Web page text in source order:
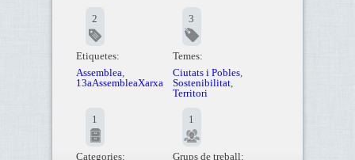
2
Etiquetes:
Assemblea,
13aAssembleaXarxa
3
Temes:
Ciutats i Pobles,
Sostenibilitat,
Territori
1
Categories:
1
Grups de treball: